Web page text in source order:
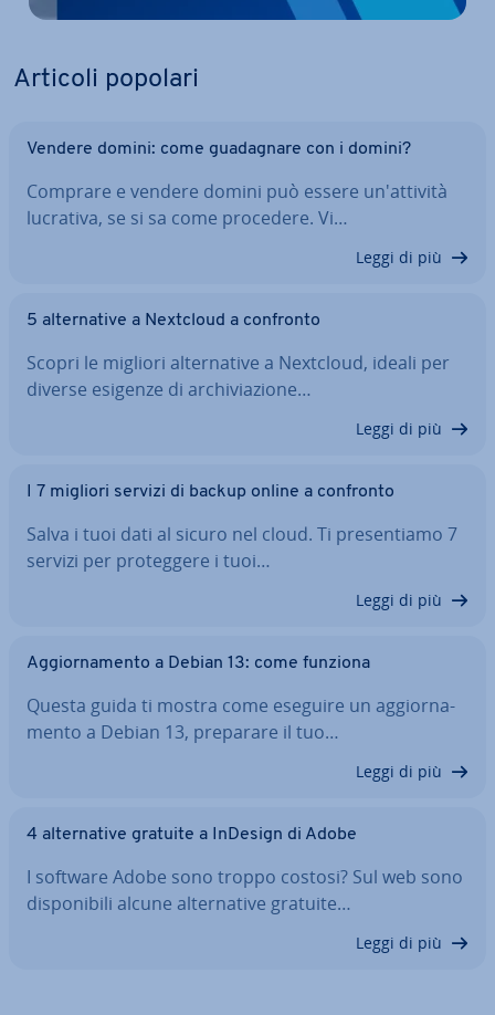
Articoli popolari
Vendere domini: come gua­da­gna­re con i domini?
Comprare e vendere domini può essere un'at­ti­vi­tà
lucrativa, se si sa come procedere. Vi…
Leggi di più
5 al­ter­na­ti­ve a Nextcloud a confronto
Scopri le migliori al­ter­na­ti­ve a Nextcloud, ideali per
diverse esigenze di ar­chi­via­zio­ne…
Leggi di più
I 7 migliori servizi di backup online a confronto
Salva i tuoi dati al sicuro nel cloud. Ti pre­sen­tia­mo 7
servizi per pro­teg­ge­re i tuoi…
Leggi di più
Ag­gior­na­men­to a Debian 13: come funziona
Questa guida ti mostra come eseguire un ag­gior­na­
men­to a Debian 13, preparare il tuo…
Leggi di più
4 al­ter­na­ti­ve gratuite a InDesign di Adobe
I software Adobe sono troppo costosi? Sul web sono
di­spo­ni­bi­li alcune al­ter­na­ti­ve gratuite…
Leggi di più